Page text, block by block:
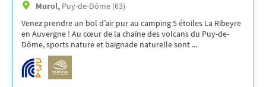
Murol, Puy-de-Dôme (63)
Venez prendre un bol d’air pur au camping 5 étoiles La Ribeyre
en Auvergne ! Au cœur de la chaîne des volcans du Puy-de-
Dôme, sports nature et baignade naturelle sont ...